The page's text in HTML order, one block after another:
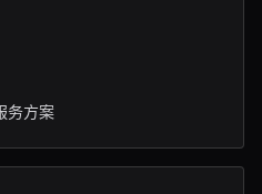
务方案